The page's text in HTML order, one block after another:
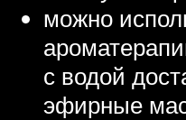
можно
с водой
эфирные